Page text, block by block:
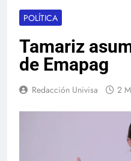
POLÍTICA
Tamariz
de Emapag
Redacción Univisa 2